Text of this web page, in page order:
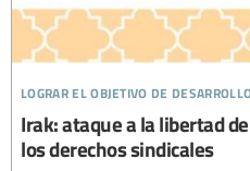
lograr el objetivo de
Irak: ataque a la libertad
los derechos sindicales